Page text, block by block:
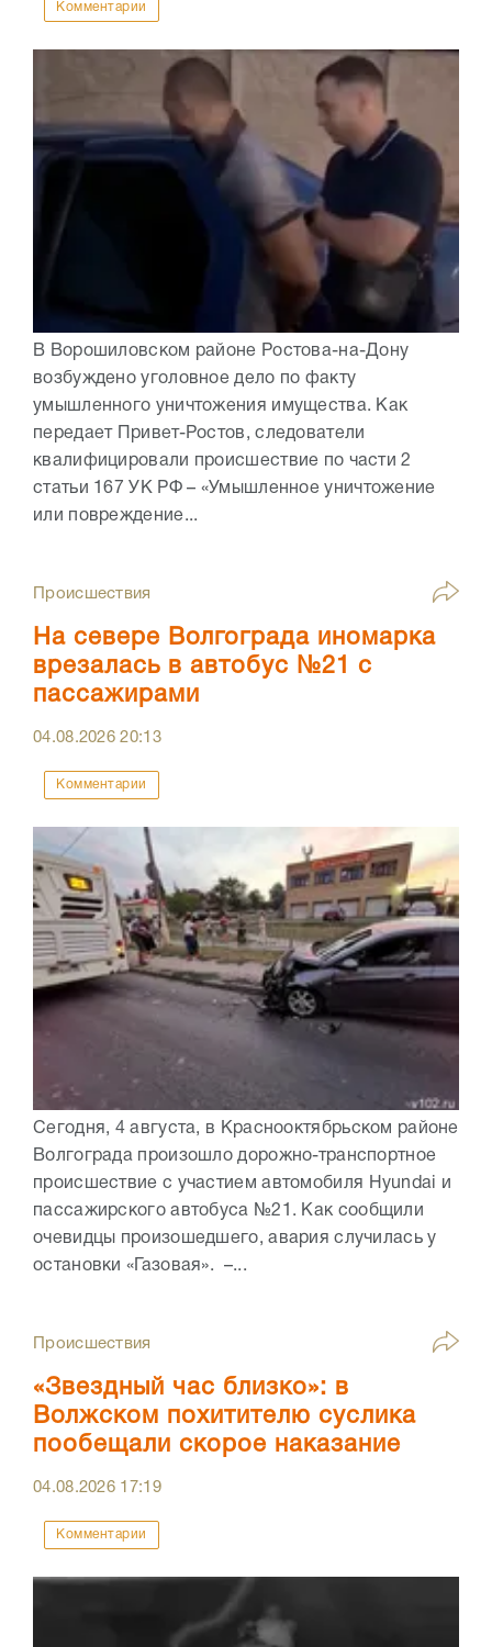
Комментарии
В Ворошиловском районе Ростова-на-Дону
возбуждено уголовное дело по факту
умышленного уничтожения имущества. Как
передает Привет-Ростов, следователи
квалифицировали происшествие по части 2
статьи 167 УК РФ – «Умышленное уничтожение
или повреждение...
Происшествия
На севере Волгограда иномарка
врезалась в автобус №21 с
пассажирами
04.08.202620:13
Комментарии
Сегодня, 4 августа, в Краснооктябрьском районе
Волгограда произошло дорожно-транспортное
происшествие с участием автомобиля Hyundai и
пассажирского автобуса №21. Как сообщили
очевидцы произошедшего, авария случилась у
остановки «Газовая». –...
Происшествия
«Звездный час близко»: в
Волжском похитителю суслика
пообещали скорое наказание
04.08.2026 17:19
Комментарии